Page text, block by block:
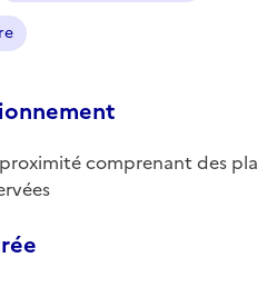
comprenant des pla